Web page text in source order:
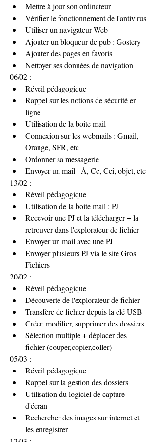
Mettre à jour son ordinateur
Vérifier le fonctionnement de l'antivirus
Utiliser un navigateur Web
Ajouter un bloqueur de pub : Gostery
Ajouter des pages en favoris
Nettoyer ses données de navigation
06/02 :
Réveil pédagogique
Rappel sur les notions de sécurité en
ligne
Utilisation de la boite mail
Connexion sur les webmails : Gmail,
Orange, SFR, etc
Ordonner sa messagerie
Envoyer un mail : À, Cc, Cci, objet, etc
13/02 :
Réveil pédagogique
Utilisation de la boite mail : PJ
Recevoir une PJ et la télécharger + la
retrouver dans l'explorateur de fichier
Envoyer un mail avec une PJ
Envoyer plusieurs PJ via le site Gros
Fichiers
20/02 :
Réveil pédagogique
Découverte de l'explorateur de fichier
Transfère de fichier depuis la clé USB
Créer, modifier, supprimer des dossiers
Sélection multiple + déplacer des
fichier (couper,copier,coller)
05/03 :
Réveil pédagogique
Rappel sur la gestion des dossiers
Utilisation du logiciel de capture
d'écran
Rechercher des images sur internet et
les enregistrer